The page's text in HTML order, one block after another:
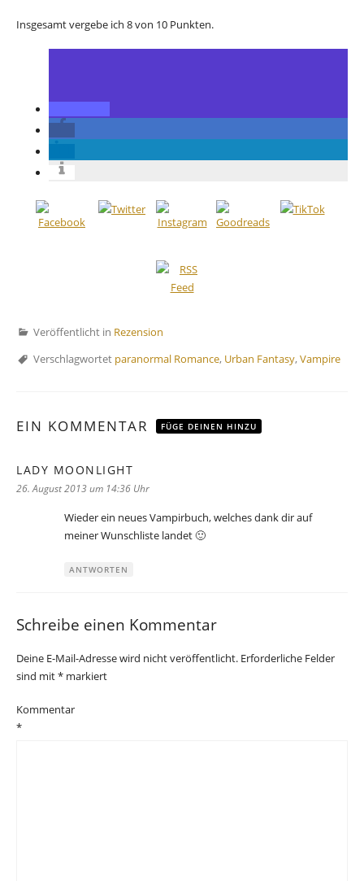
Insgesamt vergebe ich 8 von 10 Punkten.
Veröffentlicht in Rezension
Verschlagwortet paranormal Romance, Urban Fantasy,Vampire
EIN KOMMENTAR FÜGE DEINEN HINZU
LADY MOONLIGHT
26. August 2013 um 14:36 Uhr
Wieder ein neues Vampirbuch, welches dank dir auf
meiner Wunschliste landet 🙂
ANTWORTEN
Schreibe einen Kommentar
Deine E-Mail-Adresse wird nicht veröffentlicht. Erforderliche Felder
sind mit* markiert
Kommentar
*